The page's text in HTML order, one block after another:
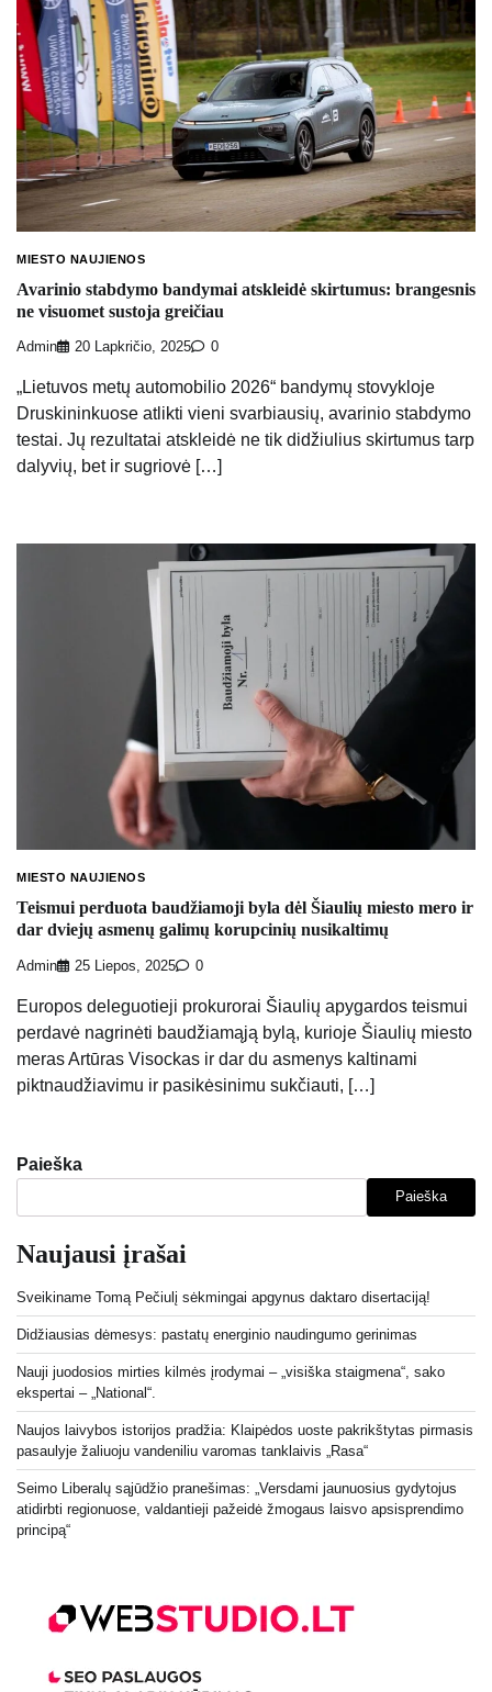
MIESTO NAUJIENOS
Avarinio stabdymo bandymai atskleidė skirtumus: brangesnis
ne visuomet sustoja greičiau
Admin 20 Lapkričio, 2025 0
„Lietuvos metų automobilio 2026“ bandymų stovykloje
Druskininkuose atlikti vieni svarbiausių, avarinio stabdymo
testai. Jų rezultatai atskleidė ne tik didžiulius skirtumus tarp
dalyvių, bet ir sugriovė […]
MIESTO NAUJIENOS
Teismui perduota baudžiamoji byla dėl Šiaulių miesto mero ir
dar dviejų asmenų galimų korupcinių nusikaltimų
Admin 25 Liepos, 2025 0
Europos deleguotieji prokurorai Šiaulių apygardos teismui
perdavė nagrinėti baudžiamąją bylą, kurioje Šiaulių miesto
meras Artūras Visockas ir dar du asmenys kaltinami
piktnaudžiavimu ir pasikėsinimu sukčiauti, […]
Paieška
Paieška
Naujausi įrašai
Sveikiname Tomą Pečiulį sėkmingai apgynus daktaro disertaciją!
Didžiausias dėmesys: pastatų energinio naudingumo gerinimas
Nauji juodosios mirties kilmės įrodymai – „visiška staigmena“, sako
ekspertai – „National“.
Naujos laivybos istorijos pradžia: Klaipėdos uoste pakrikštytas pirmasis
pasaulyje žaliuoju vandeniliu varomas tanklaivis „Rasa“
Seimo Liberalų sąjūdžio pranešimas: „Versdami jaunuosius gydytojus
atidirbti regionuose, valdantieji pažeidė žmogaus laisvo apsisprendimo
principą“